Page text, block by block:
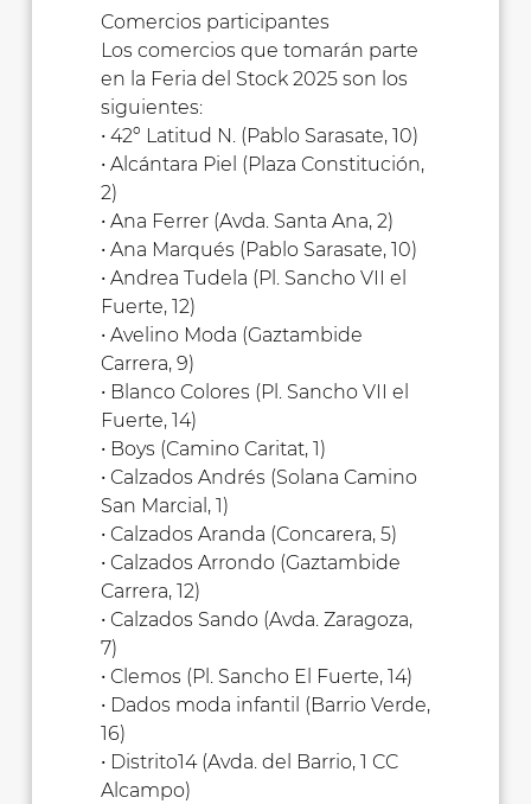
Comercios participantes
Los comercios que tomarán parte
en la Feria del Stock 2025 son los
siguientes:
• 42º Latitud N. (Pablo Sarasate, 10)
• Alcántara Piel (Plaza Constitución,
2)
• Ana Ferrer (Avda. Santa Ana, 2)
• Ana Marqués (Pablo Sarasate, 10)
• Andrea Tudela (Pl. Sancho VII el
Fuerte, 12)
• Avelino Moda (Gaztambide
Carrera, 9)
• Blanco Colores (Pl. Sancho VII el
Fuerte, 14)
• Boys (Camino Caritat, 1)
• Calzados Andrés (Solana Camino
San Marcial, 1)
• Calzados Aranda (Concarera, 5)
• Calzados Arrondo (Gaztambide
Carrera, 12)
• Calzados Sando (Avda. Zaragoza,
7)
• Clemos (Pl. Sancho El Fuerte, 14)
• Dados moda infantil (Barrio Verde,
16)
• Distrito14 (Avda. del Barrio, 1 CC
Alcampo)